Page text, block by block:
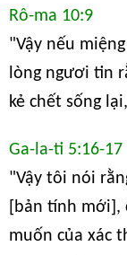
Rô-ma 10:9
"Vậy nếu
lòng ngươi tin
kẻ chết sống lại,
Ga-la-ti 5:16-17
"Vậy tôi nói
[bản tính
muốn của xác